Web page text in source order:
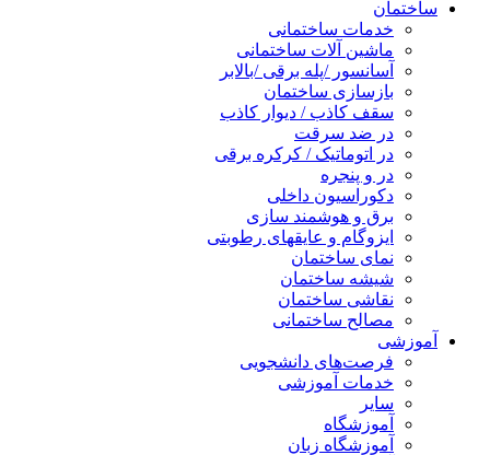
ساختمان
خدمات ساختمانی
ماشین آلات ساختمانی
آسانسور /پله برقی /بالابر
بازسازی ساختمان
سقف کاذب / دیوار کاذب
در ضد سرقت
در اتوماتیک / کرکره برقی
در و پنجره
دکوراسیون داخلی
برق و هوشمند سازی
ایزوگام و عایقهای رطوبتی
نمای ساختمان
شیشه ساختمان
نقاشی ساختمان
مصالح ساختمانی
آموزشی
فرصت‌های دانشجویی
خدمات آموزشی
سایر
آموزشگاه
آموزشگاه زبان